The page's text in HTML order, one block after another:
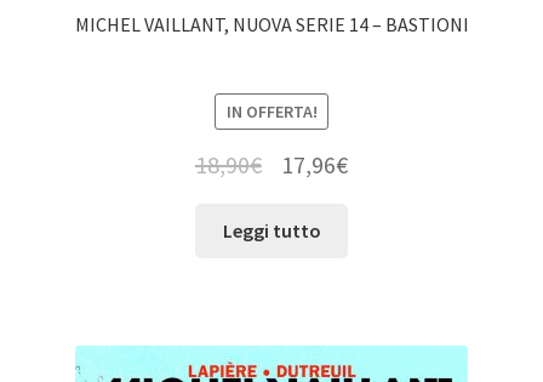
MICHEL VAILLANT, NUOVA SERIE 14 – BASTIONI
IN OFFERTA!
18,90€ 17,96€
Leggi tutto